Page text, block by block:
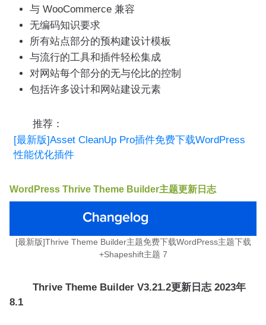
与 WooCommerce 兼容
无编码知识要求
所有站点部分的预构建设计模板
与流行的工具和插件轻松集成
对网站每个部分的无与伦比的控制
包括许多设计和网站建设元素
推荐：
[最新版]Asset CleanUp Pro插件免费下载WordPress
性能优化插件
WordPress Thrive Theme Builder主题更新日志
[最新版]Thrive Theme Builder主题免费下载WordPress主题下载
+Shapeshift主题 7
Thrive Theme Builder V3.21.2更新日志2023年
8.1